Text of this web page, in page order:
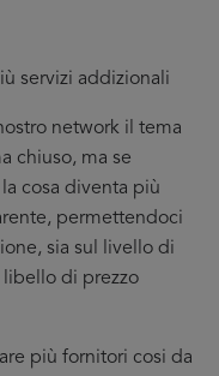
servizi addizionali
network il tema
chiuso, ma se
cosa diventa più
permettendoci
sia sul livello di
libello di prezzo
più fornitori cosi da